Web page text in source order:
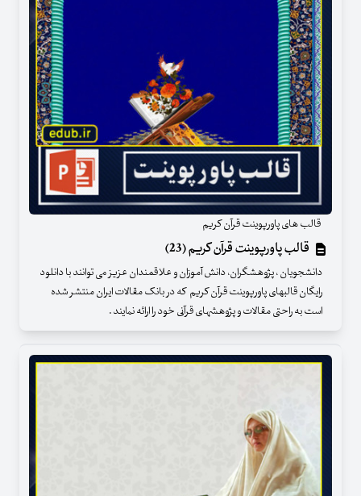
قالب های پاورپوینت قرآن کریم
قالب پاورپوینت قرآن کریم (23)
دانشجویان ، پژوهشگران، دانش آموزان و علاقمندان عزیز می توانند با دانلود
رایگان قالبهای پاورپوینت قرآن کریم که در بانک مقالات ایران منتشر شده
است به راحتی مقالات و پژوهشهای قرآنی خود را ارائه نمایند .